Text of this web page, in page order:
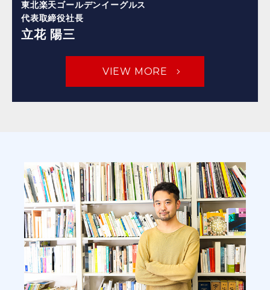
東北楽天ゴールデンイーグルス
代表取締役社長
立花 陽三
VIEW MORE